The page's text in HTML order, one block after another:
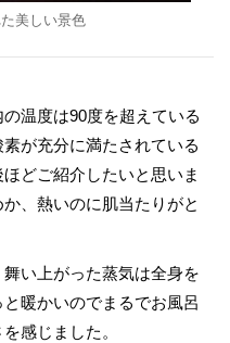
美しい景色
温度は90度を超えている
が充分に満たされている
どご紹介したいと思いま
、熱いのに肌当たりがと
い上がった蒸気は全身を
暖かいのでまるでお風呂
感じました。